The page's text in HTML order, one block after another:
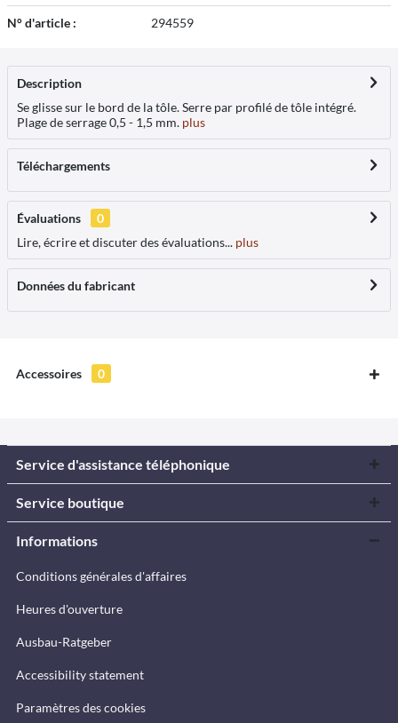
N° d'article : 294559
Description
Se glisse sur le bord de la tôle. Serre par profilé de tôle intégré.
Plage de serrage 0,5 - 1,5 mm. plus
Téléchargements
Évaluations
0
Lire, écrire et discuter des évaluations... plus
Données du fabricant
Accessoires 0
Service d'assistance téléphonique
Service boutique
Informations
Conditions générales d'affaires
Heures d'ouverture
Ausbau-Ratgeber
Accessibility statement
Paramètres des cookies